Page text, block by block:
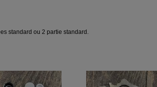
standard ou 2 partie standard.